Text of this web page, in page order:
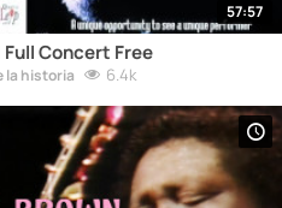
57:57
Full Concert Free
la historia 6.4k